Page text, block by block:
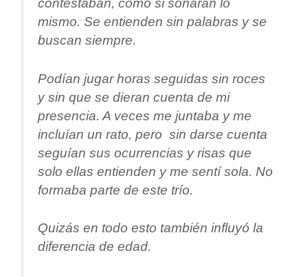
contestaban, como si sonaran lo
mismo. Se entienden sin palabras y se
buscan siempre.
Podían jugar horas seguidas sin roces
y sin que se dieran cuenta de mi
presencia. A veces me juntaba y me
incluían un rato, pero sin darse cuenta
seguían sus ocurrencias y risas que
solo ellas entienden y me sentí sola. No
formaba parte de este trío.
Quizás en todo esto también influyó la
diferencia de edad.